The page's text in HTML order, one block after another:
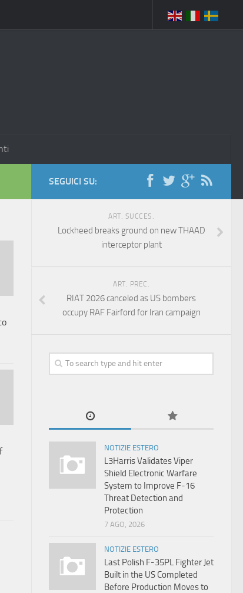
SEGUICI SU:
ART. SUCCES.
Lockheed breaks ground on new THAAD
interceptor plant
ART. PREC.
RIAT 2026 canceled as US bombers
occupy RAF Fairford for Iran campaign
NOTIZIE ESTERO
L3Harris Validates Viper
Shield Electronic Warfare
System to Improve F-16
Threat Detection and
Protection
7 AGO, 2026
NOTIZIE ESTERO
Last Polish F-35PL Fighter Jet
Built in the US Completed
Before Production Moves to